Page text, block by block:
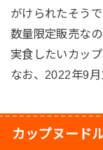
がけられたそうで
数量限定販売な
実食したいカップ
なお、2022年9
カップヌード